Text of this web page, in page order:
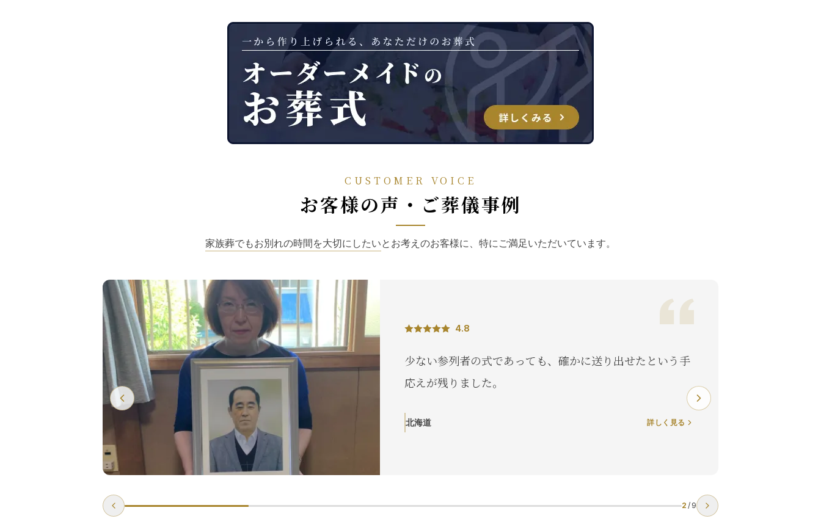
CUSTOMER VOICE
お客様の声・ご葬儀事例
家族葬でもお別れの時間を大切にしたいとお考えのお客様に、特にご満足いただいています。
4.8
少ない参列者の式であっても、確かに送り出せたという手
応えが残りました。
北海道 詳しく見る
2 / 9